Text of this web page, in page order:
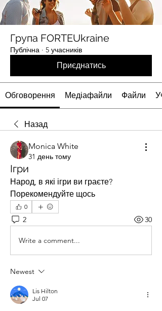
Група FORTEUkraine
Публічна · 5 учасників
Приєднатись
Обговорення Медіафайли Файли
Назад
Monica White
31 день тому
Ігри
Народ, в які ігри ви граєте?
Порекомендуйте щось
0
2 30
Write a comment...
Newest
Lis Hilton
Jul 07